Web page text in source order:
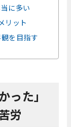
に多い
リット
を目指す
った」
労